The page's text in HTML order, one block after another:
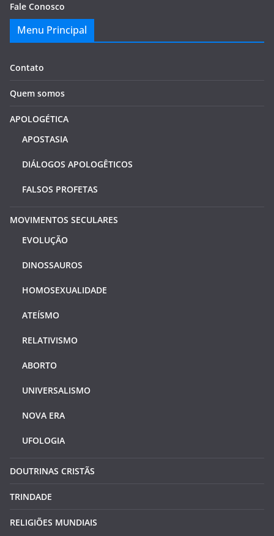
Fale Conosco
Menu Principal
Contato
Quem somos
APOLOGÉTICA
APOSTASIA
DIÁLOGOS APOLOGÊTICOS
FALSOS PROFETAS
MOVIMENTOS SECULARES
EVOLUÇÃO
DINOSSAUROS
HOMOSEXUALIDADE
ATEÍSMO
RELATIVISMO
ABORTO
UNIVERSALISMO
NOVA ERA
UFOLOGIA
DOUTRINAS CRISTÃS
TRINDADE
RELIGIÕES MUNDIAIS